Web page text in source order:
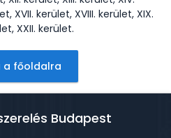
XVII. kerület, XVIII. kerület, XIX.
XXII. kerület.
a főoldalra
Budapest